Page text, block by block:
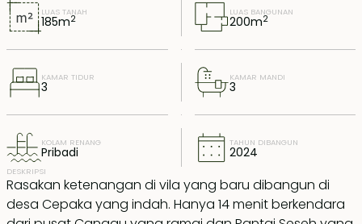
LUAS TANAH
185m2
LUAS BANGUNAN
200m2
KAMAR TIDUR
3
KAMAR MANDI
3
KOLAM RENANG
Pribadi
TAHUN DIBANGUN
2024
DESKRIPSI
Rasakan ketenangan di vila yang baru dibangun di
desa Cepaka yang indah. Hanya 14 menit berkendara